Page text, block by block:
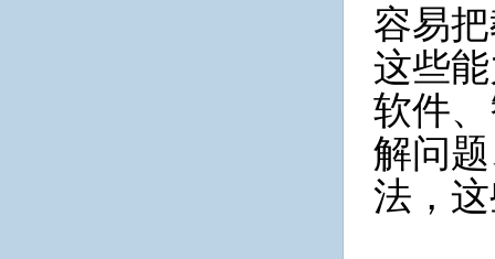
容易
这些
软件
解问
法，